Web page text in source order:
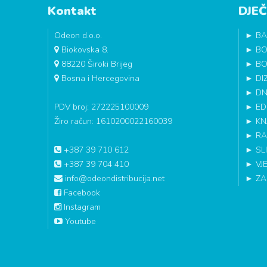
Kontakt
Odeon d.o.o.
Biokovska 8.
88220 Široki Brijeg
Bosna i Hercegovina
PDV broj: 272225100009
Žiro račun: 1610200022160039
+387 39 710 612
+387 39 704 410
info@odeondistribucija.net
Facebook
Instagram
Youtube
►
►
►
►
►
►
►
►
►
►
►